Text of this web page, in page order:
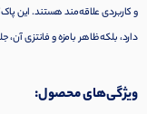
و کاربردی علاقه‌مند هستند. این
دارد، بلکه ظاهر بامزه و فانتزی
ویژگی‌های محصول: